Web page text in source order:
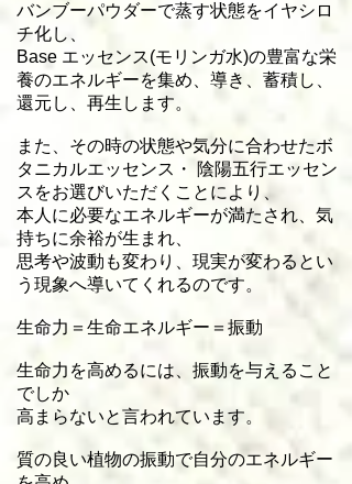
バンブーパウダーで蒸す状態をイヤシロ
チ化し、
Base エッセンス(モリンガ水)の豊富な栄
養のエネルギーを集め、導き、蓄積し、
還元し、再生します。
また、その時の状態や気分に合わせたボ
タニカルエッセンス・ 陰陽五行エッセン
スをお選びいただくことにより、
本人に必要なエネルギーが満たされ、気
持ちに余裕が生まれ、
思考や波動も変わり、現実が変わるとい
う現象へ導いてくれるのです。
生命力＝生命エネルギー＝振動
生命力を高めるには、振動を与えること
でしか
高まらないと言われています。
質の良い植物の振動で自分のエネルギー